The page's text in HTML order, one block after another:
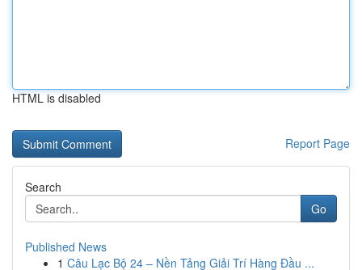
HTML is disabled
Report Page
Search
Go
Published News
1 Câu Lạc Bộ 24 – Nền Tảng Giải Trí Hàng Đầu ...